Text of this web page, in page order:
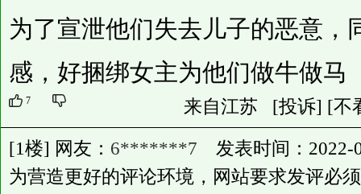
为了宣泄他们失去儿子的恶意，
感，好捆绑女主为他们做牛做马
7 来自江苏 [投诉] [不
[1楼] 网友： 6*******7 发表时间：2022-
为营造更好的评论环境，网站要求发评必